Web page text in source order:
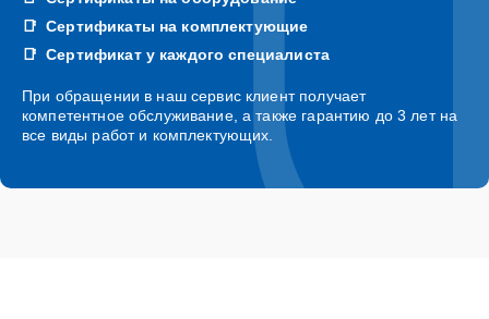
Сертификаты на комплектующие
Сертификат у каждого специалиста
При обращении в наш сервис клиент получает
компетентное обслуживание, а также гарантию до 3 лет на
все виды работ и комплектующих.